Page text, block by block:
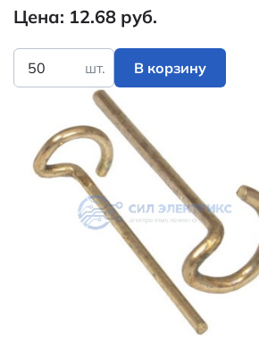
Цена: 12.68 руб.
шт. В корзину